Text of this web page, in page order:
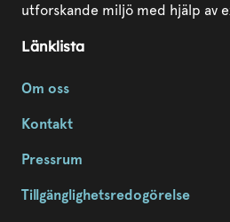
utforskande miljö med hjälp av
Länklista
Om oss
Kontakt
Pressrum
Tillgänglighetsredogörelse